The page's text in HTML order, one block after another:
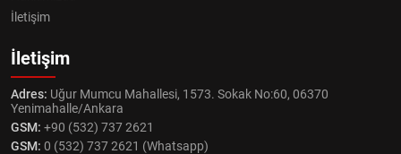
İletişim
İletişim
Adres: Uğur Mumcu Mahallesi, 1573. Sokak No:60, 06370
Yenimahalle/Ankara
GSM: +90 (532) 737 2621
GSM: 0 (532) 737 2621 (Whatsapp)